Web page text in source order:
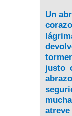
Un
justo
atreve